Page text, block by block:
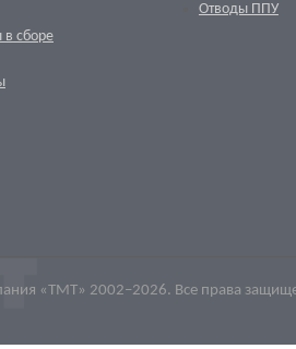
в сборе
Отводы ППУ
«ТМТ» 2002–2026. Все права